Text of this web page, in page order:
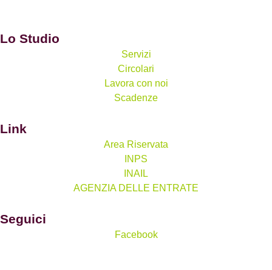
Lo Studio
Servizi
Circolari
Lavora con noi
Scadenze
Link
Area Riservata
INPS
INAIL
AGENZIA DELLE ENTRATE
Seguici
Facebook